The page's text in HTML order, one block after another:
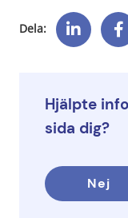
Dela:
Hjälpte
sida dig?
Nej